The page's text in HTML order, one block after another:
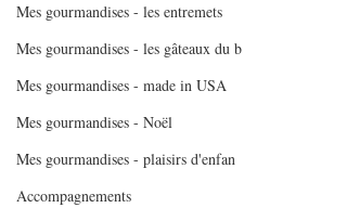
Mes gourmandises - les entremets
Mes gourmandises - les gâteaux du b
Mes gourmandises - made in USA
Mes gourmandises - Noël
Mes gourmandises - plaisirs d'enfan
Accompagnements